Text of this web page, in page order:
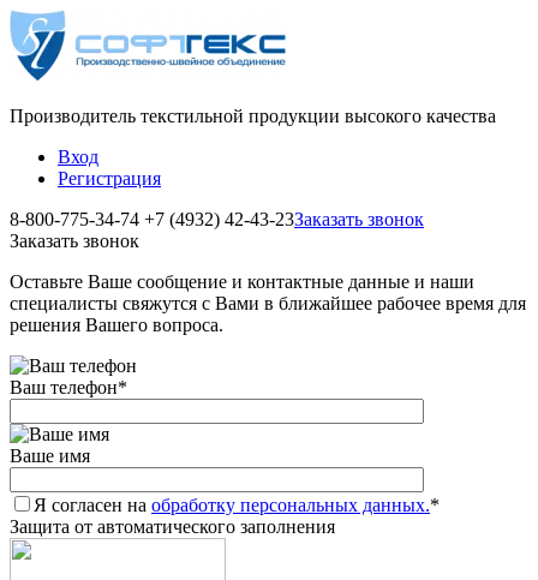
Производитель текстильной продукции высокого качества
Вход
Регистрация
8-800-775-34-74 +7 (4932) 42-43-23Заказать звонок
Заказать звонок
Оставьте Ваше сообщение и контактные данные и наши
специалисты свяжутся с Вами в ближайшее рабочее время для
решения Вашего вопроса.
Ваш телефон*
Ваше имя
Я согласен на обработку персональных данных.*
Защита от автоматического заполнения